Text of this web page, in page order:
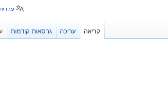
קריאה עריכה גרסאות קודמות